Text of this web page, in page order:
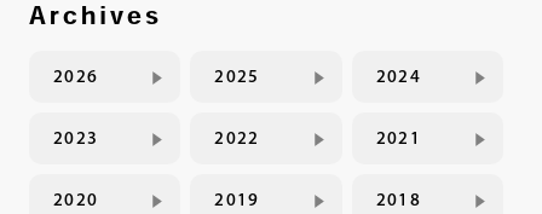
Archives
2026 2025 2024
2023 2022 2021
2020 2019 2018